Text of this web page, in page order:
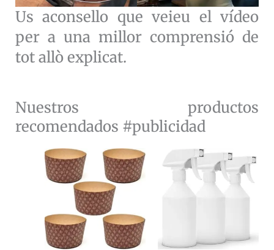
Us aconsello que veieu el vídeo
per a una millor comprensió de
tot allò explicat.
Nuestros productos
recomendados #publicidad